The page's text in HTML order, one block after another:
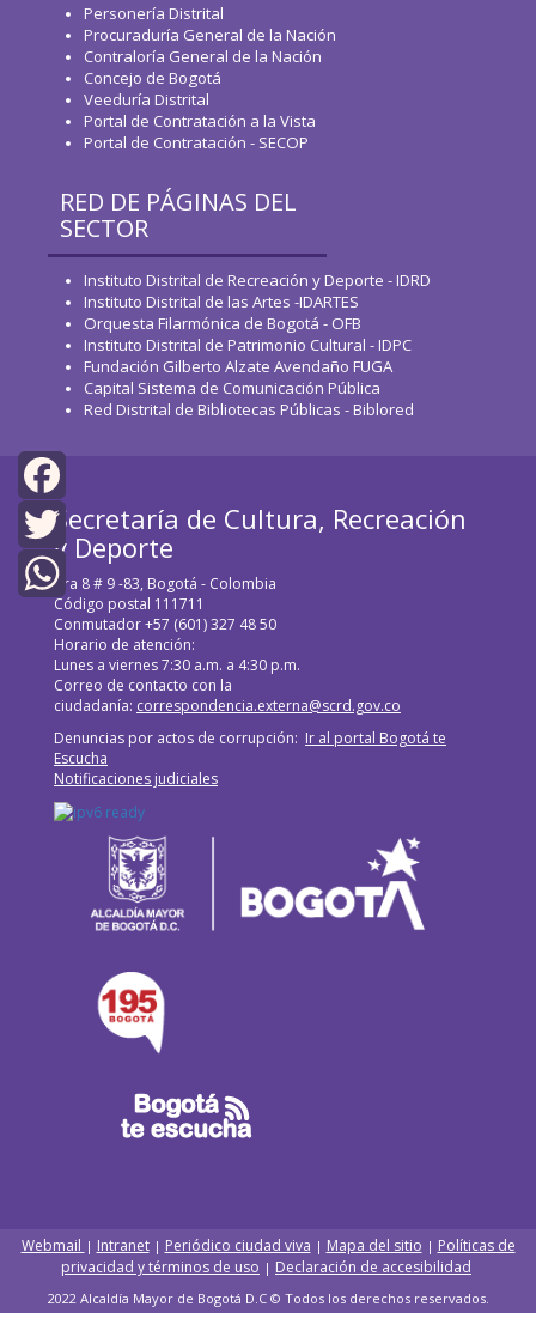
Facebook
Twitter
WhatsApp
Personería Distrital
Procuraduría General de la Nación
Contraloría General de la Nación
Concejo de Bogotá
Veeduría Distrital
Portal de Contratación a la Vista
Portal de Contratación - SECOP
RED DE PÁGINAS DEL
SECTOR
Instituto Distrital de Recreación y Deporte - IDRD
Instituto Distrital de las Artes -IDARTES
Orquesta Filarmónica de Bogotá - OFB
Instituto Distrital de Patrimonio Cultural - IDPC
Fundación Gilberto Alzate Avendaño FUGA
Capital Sistema de Comunicación Pública
Red Distrital de Bibliotecas Públicas - Biblored
Secretaría de Cultura, Recreación
y Deporte
Cra 8 # 9 -83, Bogotá - Colombia
Código postal 111711
Conmutador +57 (601) 327 48 50
Horario de atención:
Lunes a viernes 7:30 a.m. a 4:30 p.m.
Correo de contacto con la
ciudadanía: correspondencia.externa@scrd.gov.co
Denuncias por actos de corrupción: Ir al portal Bogotá te
Escucha
Notificaciones judiciales
Webmail | Intranet| Periódico ciudad viva | Mapa del sitio | Políticas de
privacidad y términos de uso | Declaración de accesibilidad
2022 Alcaldía Mayor de Bogotá D.C © Todos los derechos reservados.